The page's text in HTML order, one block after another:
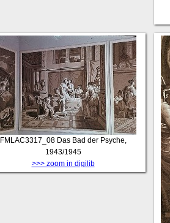
FMLAC3317_08 Das Bad der Psyche,
1943/1945
>>> zoom in digilib